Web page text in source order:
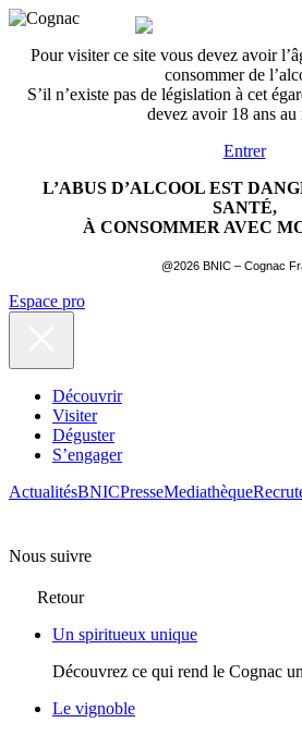
Pour visiter ce site vous devez avoir
consommer de
S’il n’existe pas de législation à cet
devez avoir 18 ans au
Entrer
L’ABUS D’ALCOOL EST
SANTÉ,
À CONSOMMER AVEC
@2026 BNIC – Cognac
Espace pro
Découvrir
Visiter
Déguster
S’engager
ActualitésBNICPresseMediathèque
Nous suivre
Retour
Un spiritueux unique
Découvrez ce qui rend le Cognac
Le vignoble